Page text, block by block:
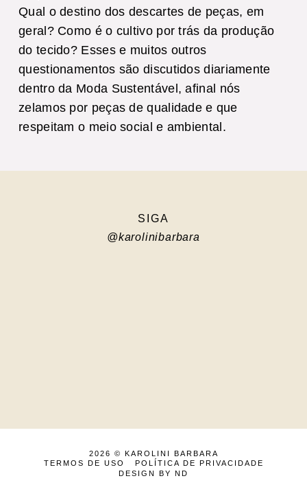
Qual o destino dos descartes de peças, em
geral? Como é o cultivo por trás da produção
do tecido? Esses e muitos outros
questionamentos são discutidos diariamente
dentro da Moda Sustentável, afinal nós
zelamos por peças de qualidade e que
respeitam o meio social e ambiental.
SIGA
@karolinibarbara
2026 © KAROLINI BARBARA
TERMOS DE USO
POLÍTICA DE PRIVACIDADE
DESIGN BY ND